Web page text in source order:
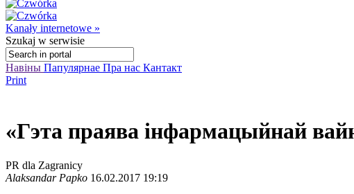
Kanały internetowe »
Szukaj w serwisie
Навіны Папулярнае Пра нас Кантакт
Print
«Гэта праява інфармацыйнай
PR dla Zagranicy
Alaksandar Papko 16.02.2017 19:19